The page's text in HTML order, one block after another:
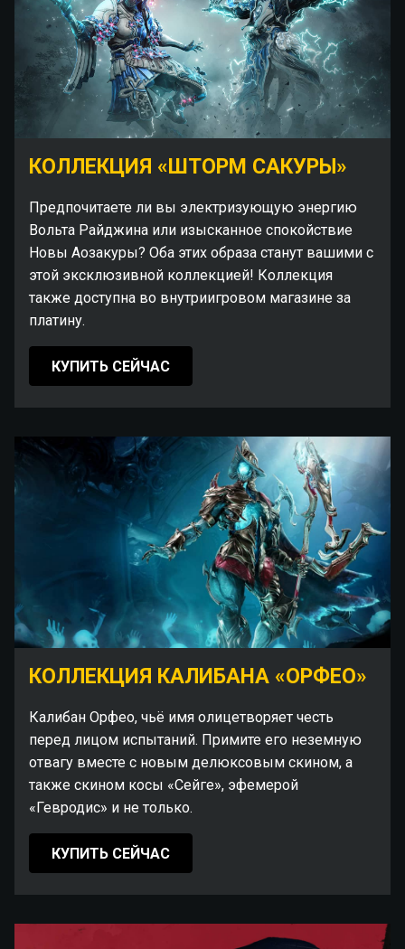
КОЛЛЕКЦИЯ «ШТОРМ САКУРЫ»
Предпочитаете ли вы электризующую энергию
Вольта Райджина или изысканное спокойствие
Новы Аозакуры? Оба этих образа станут вашими с
этой эксклюзивной коллекцией! Коллекция
также доступна во внутриигровом магазине за
платину.
КУПИТЬ СЕЙЧАС
КОЛЛЕКЦИЯ КАЛИБАНА «ОРФЕО»
Калибан Орфео, чьё имя олицетворяет честь
перед лицом испытаний. Примите его неземную
отвагу вместе с новым делюксовым скином, а
также скином косы «Сейге», эфемерой
«Гевродис» и не только.
КУПИТЬ СЕЙЧАС